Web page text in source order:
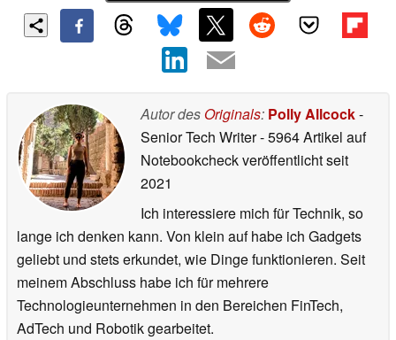
Autor des Originals: Polly Allcock-
Senior Tech Writer- 5964 Artikel auf
Notebookcheck veröffentlichtseit
2021
Ich interessiere mich für Technik, so
lange ich denken kann. Von klein auf habe ich Gadgets
geliebt und stets erkundet, wie Dinge funktionieren. Seit
meinem Abschluss habe ich für mehrere
Technologieunternehmen in den Bereichen FinTech,
AdTech und Robotik gearbeitet.